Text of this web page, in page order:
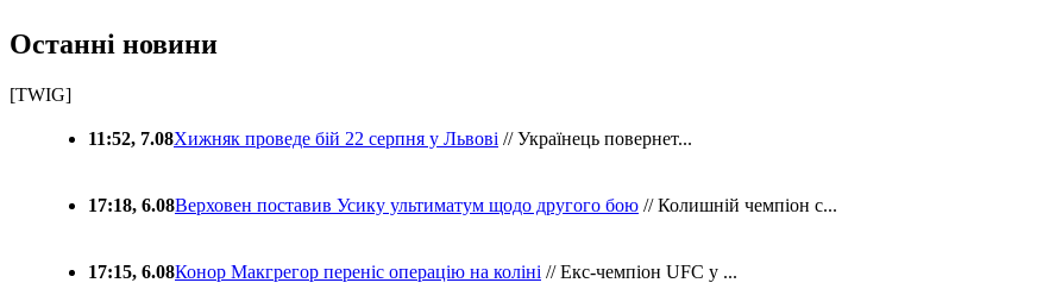
Останні новини
[TWIG]
11:52, 7.08Хижняк проведе бій 22 серпня у Львові // Українець повернет...
17:18, 6.08Верховен поставив Усику ультиматум щодо другого бою // Колишній чемпіон с...
17:15, 6.08Конор Макгрегор переніс операцію на коліні // Екс-чемпіон UFC у ...